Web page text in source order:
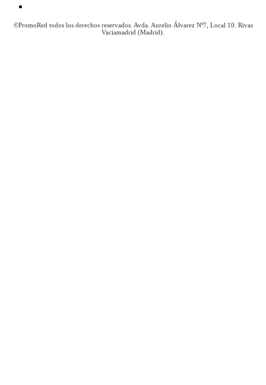
©PromoRed todos los derechos reservados. Avda. Aurelio Álvarez Nº7, Local 10. Rivas
Vaciamadrid (Madrid).